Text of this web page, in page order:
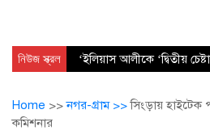
নিউজ স্ক্রল ‘ইলিয়াস আলীকে ‘দ্বিতীয়
Home >>নগর-গ্রাম >>সিংড়ায় হাইটেক
কমিশনার